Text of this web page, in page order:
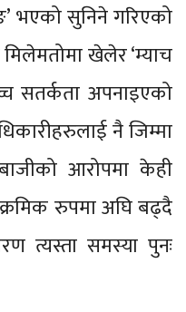
भएको सुनिने गरिएको
खेलेर ‘म्याच
सतर्कता अपनाइएको
नै जिम्मा
आरोपमा केही
रुपमा अघि बढ्दै
त्यस्ता समस्या पुनः